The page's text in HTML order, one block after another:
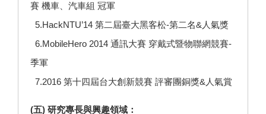
賽 機車、汽車組 冠軍
5.HackNTU’14 第二屆臺大黑客松-第二名&人氣獎
6.MobileHero 2014 通訊大賽 穿戴式暨物聯網競賽-
季軍
7.2016 第十四屆台大創新競賽 評審團銅獎&人氣賞
(五) 研究專長與興趣領域：